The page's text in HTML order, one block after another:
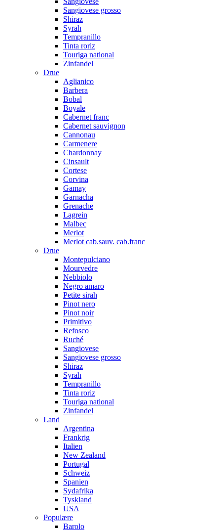
Sangiovese grosso
Shiraz
Syrah
Tempranillo
Tinta roriz
Touriga national
Zinfandel
Drue
Aglianico
Barbera
Bobal
Boyale
Cabernet franc
Cabernet sauvignon
Cannonau
Carmenere
Chardonnay
Cinsault
Cortese
Corvina
Gamay
Garnacha
Grenache
Lagrein
Malbec
Merlot
Merlot cab.sauv. cab.franc
Drue
Montepulciano
Mourvedre
Nebbiolo
Negro amaro
Petite sirah
Pinot nero
Pinot noir
Primitivo
Refosco
Ruché
Sangiovese
Sangiovese grosso
Shiraz
Syrah
Tempranillo
Tinta roriz
Touriga national
Zinfandel
Land
Argentina
Frankrig
Italien
New Zealand
Portugal
Schweiz
Spanien
Sydafrika
Tyskland
USA
Populære
Barolo